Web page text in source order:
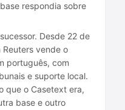
respondia sobre
Desde 22 de
vende o
português, com
e suporte local.
que o Casetext era,
base e outro